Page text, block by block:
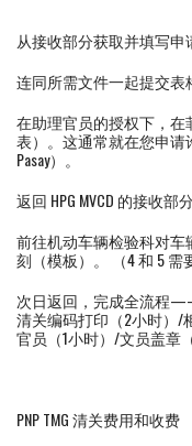
从接收部分获取并填写申
连同所需文件一起提交表
在助理官员的授权下，
表）。这通常就在您申请
Pasay）。
返回 HPG MVCD 的接收
前往机动车辆检验科对
刻（模板）。 （4 和 5 需
次日返回，完成全流程
清关编码打印（2小时）/
官员（1小时）/文员盖章（
PNP TMG 清关费用和收费